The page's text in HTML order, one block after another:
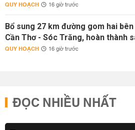
QUY HOẠCH 16 giờ trước
Bổ sung 27 km đường gom hai
Cần Thơ - Sóc Trăng, hoàn thành
QUY HOẠCH 16 giờ trước
ĐỌC NHIỀU NHẤT